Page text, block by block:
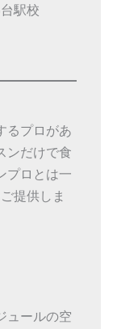
駅校
るプロがあ
ンだけで食
プロとは一
提供しま
ュールの空